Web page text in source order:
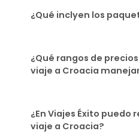
¿Qué inclyen los
¿Qué rangos de
viaje a Croacia
¿En Viajes Éxito
viaje a Croacia?